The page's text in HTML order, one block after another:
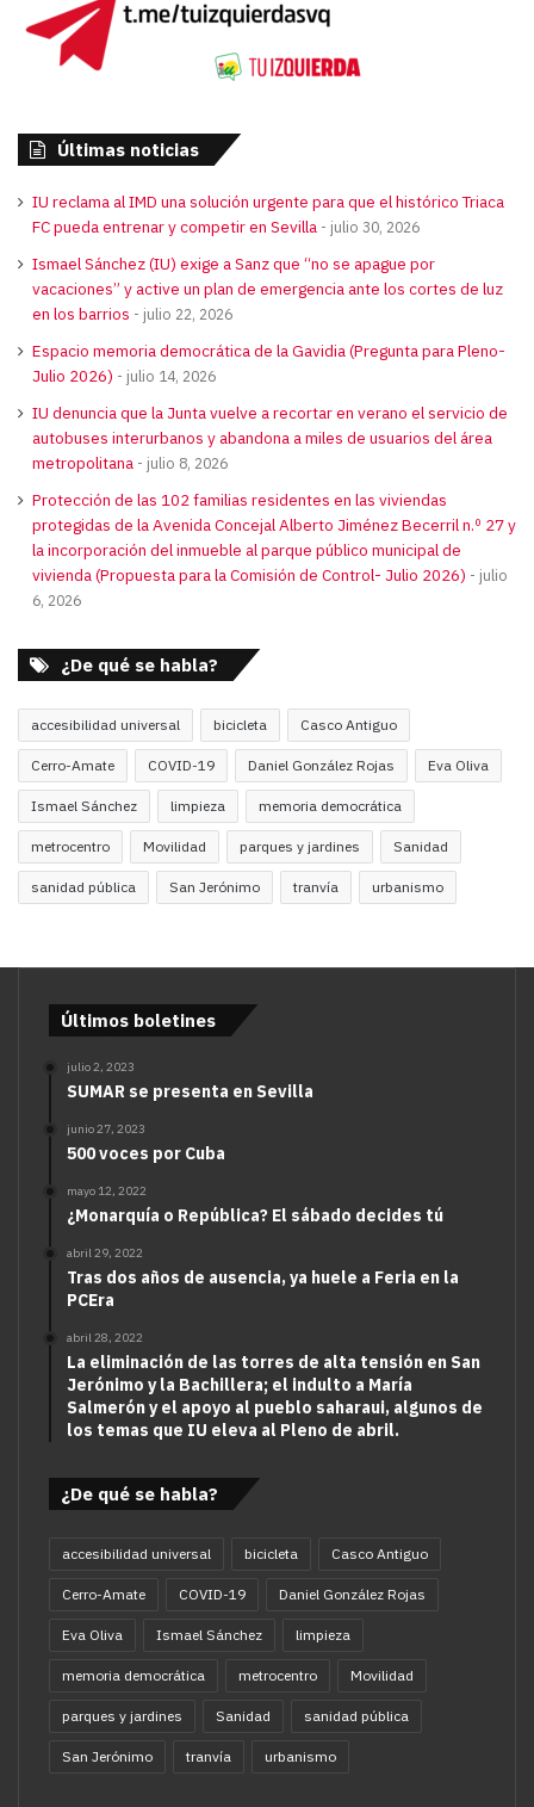
Últimas noticias
IU reclama al IMD una solución urgente para que el histórico Triaca
FC pueda entrenar y competir en Sevilla
julio 30, 2026
Ismael Sánchez (IU) exige a Sanz que “no se apague por
vacaciones” y active un plan de emergencia ante los cortes de luz
en los barrios
julio 22, 2026
Espacio memoria democrática de la Gavidia (Pregunta para Pleno-
Julio 2026)
julio 14, 2026
IU denuncia que la Junta vuelve a recortar en verano el servicio de
autobuses interurbanos y abandona a miles de usuarios del área
metropolitana
julio 8, 2026
Protección de las 102 familias residentes en las viviendas
protegidas de la Avenida Concejal Alberto Jiménez Becerril n.º 27 y
la incorporación del inmueble al parque público municipal de
vivienda (Propuesta para la Comisión de Control- Julio 2026)
julio
6, 2026
¿De qué se habla?
accesibilidad universal bicicleta Casco Antiguo
Cerro-Amate COVID-19 Daniel González Rojas Eva Oliva
Ismael Sánchez limpieza memoria democrática
metrocentro Movilidad parques y jardines Sanidad
sanidad pública San Jerónimo tranvía urbanismo
Últimos boletines
julio 2, 2023
SUMAR se presenta en Sevilla
junio 27, 2023
500 voces por Cuba
mayo 12, 2022
¿Monarquía o República? El sábado decides tú
abril 29, 2022
Tras dos años de ausencia, ya huele a Feria en la
PCEra
abril 28, 2022
La eliminación de las torres de alta tensión en San
Jerónimo y la Bachillera; el indulto a María
Salmerón y el apoyo al pueblo saharaui, algunos de
los temas que IU eleva al Pleno de abril.
¿De qué se habla?
accesibilidad universal bicicleta Casco Antiguo
Cerro-Amate COVID-19 Daniel González Rojas
Eva Oliva Ismael Sánchez limpieza
memoria democrática metrocentro Movilidad
parques y jardines Sanidad sanidad pública
San Jerónimo tranvía urbanismo